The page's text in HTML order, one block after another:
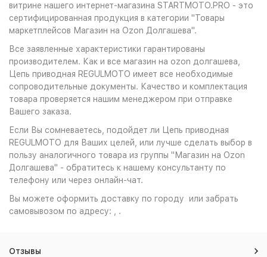
витрине нашего интернет-магазина STARTMOTO.PRO - это
сертифицированная продукция в категории "Товары
маркетплейсов Магазин на Ozon Долгашева".
Все заявленные характеристики гарантированы
производителем. Как и все магазин на ozon долгашева,
Цепь приводная REGULMOTO имеет все необходимые
сопроводительные документы. Качество и комплектация
товара проверяется нашим менеджером при отправке
Вашего заказа.
Если Вы сомневаетесь, подойдет ли Цепь приводная
REGULMOTO для Ваших целей, или лучше сделать выбор в
пользу аналогичного товара из группы "Магазин на Ozon
Долгашева" - обратитесь к нашему консультанту по
телефону или через онлайн-чат.
Вы можете оформить доставку по городу или забрать
самовывозом по адресу: , .
Отзывы